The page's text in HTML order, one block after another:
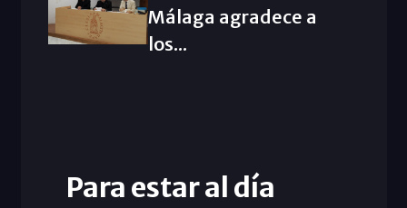
Málaga agradece a
los...
Para estar al día